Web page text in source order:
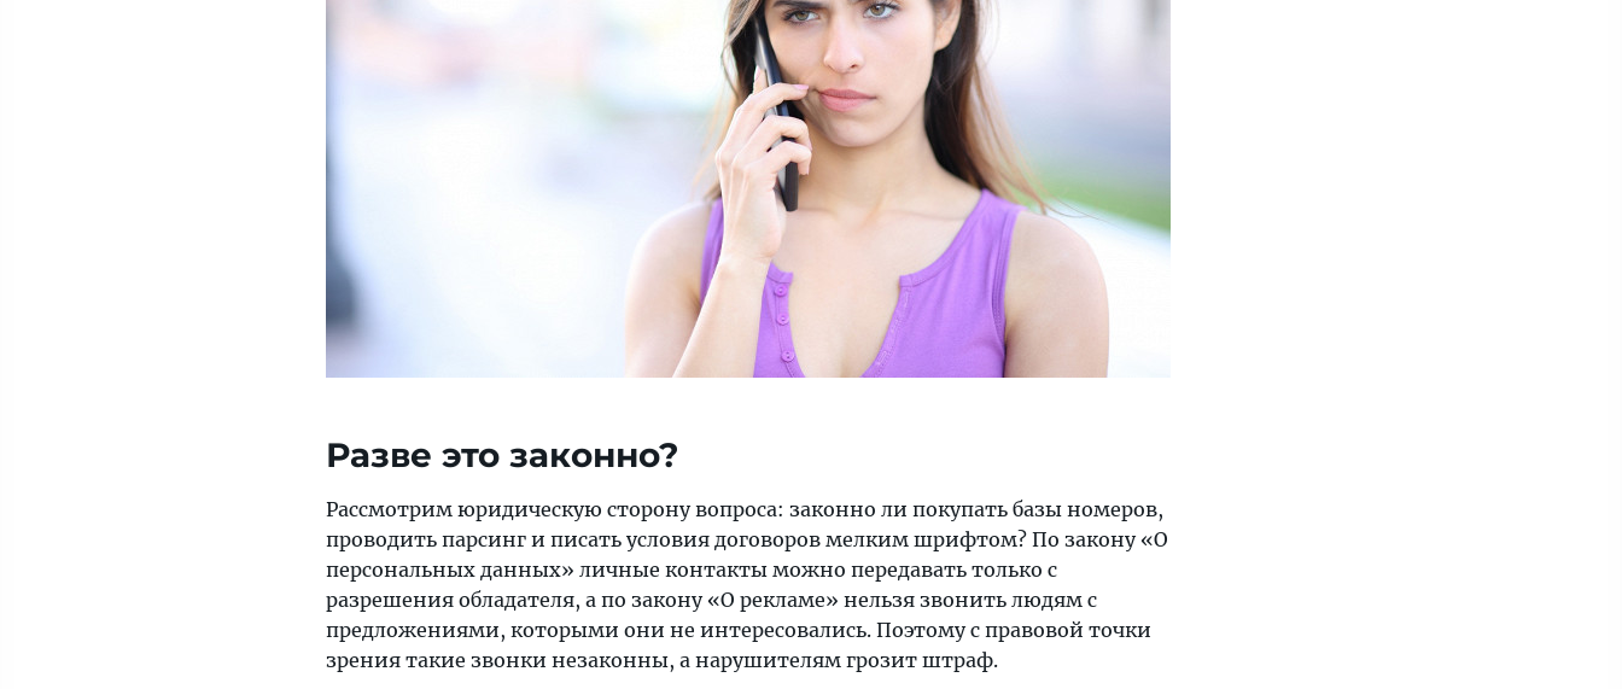
Разве это законно?
Рассмотрим юридическую сторону вопроса: законно ли покупать базы номеров,
проводить парсинг и писать условия договоров мелким шрифтом? По закону «О
персональных данных» личные контакты можно передавать только с
разрешения обладателя, а по закону «О рекламе» нельзя звонить людям с
предложениями, которыми они не интересовались. Поэтому с правовой точки
зрения такие звонки незаконны, а нарушителям грозит штраф.